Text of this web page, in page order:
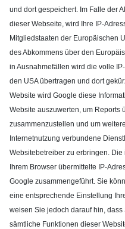
und dort gespeichert. Im Falle der
dieser Webseite, wird Ihre IP-
Mitgliedstaaten der Europäischen
des Abkommens über den
in Ausnahmefällen wird die volle
den USA übertragen und dort
Website wird Google diese
Website auszuwerten, um Reports
zusammenzustellen und um
Internetnutzung verbundene
Websitebetreiber zu erbringen.
Ihrem Browser übermittelte IP-
Google zusammengeführt. Sie
eine entsprechende Einstellung
weisen Sie jedoch darauf hin,
sämtliche Funktionen dieser